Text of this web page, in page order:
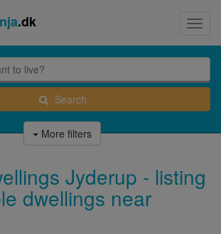
.dk
Search
More filters
Jyderup - listing
dwellings near